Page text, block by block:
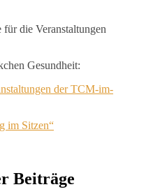
Gesundheit:
der TCM-im-
im Sitzen“
Beiträge